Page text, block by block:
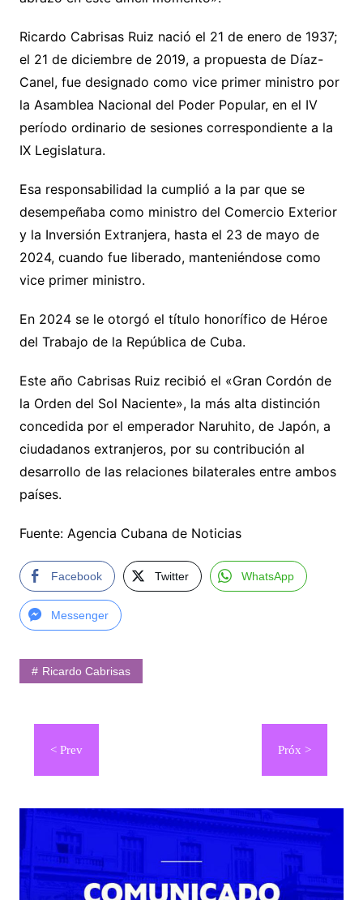
Ricardo Cabrisas Ruiz nació el 21 de enero de 1937;
el 21 de diciembre de 2019, a propuesta de Díaz-
Canel, fue designado como vice primer ministro por
la Asamblea Nacional del Poder Popular, en el IV
período ordinario de sesiones correspondiente a la
IX Legislatura.
Esa responsabilidad la cumplió a la par que se
desempeñaba como ministro del Comercio Exterior
y la Inversión Extranjera, hasta el 23 de mayo de
2024, cuando fue liberado, manteniéndose como
vice primer ministro.
En 2024 se le otorgó el título honorífico de Héroe
del Trabajo de la República de Cuba.
Este año Cabrisas Ruiz recibió el «Gran Cordón de
la Orden del Sol Naciente», la más alta distinción
concedida por el emperador Naruhito, de Japón, a
ciudadanos extranjeros, por su contribución al
desarrollo de las relaciones bilaterales entre ambos
países.
Fuente: Agencia Cubana de Noticias
Facebook Twitter WhatsApp
Messenger
Ricardo Cabrisas
Navegación
entradas